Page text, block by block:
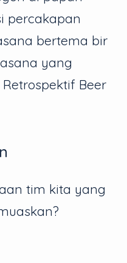
percakapan
bertema bir
yang
Beer
tim kita yang